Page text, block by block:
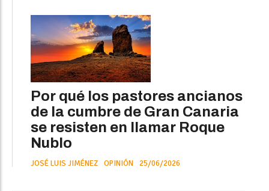
Por qué los pastores ancianos
de la cumbre de Gran Canaria
se resisten en llamar Roque
Nublo
JOSÉ LUIS JIMÉNEZ OPINIÓN 25/06/2026